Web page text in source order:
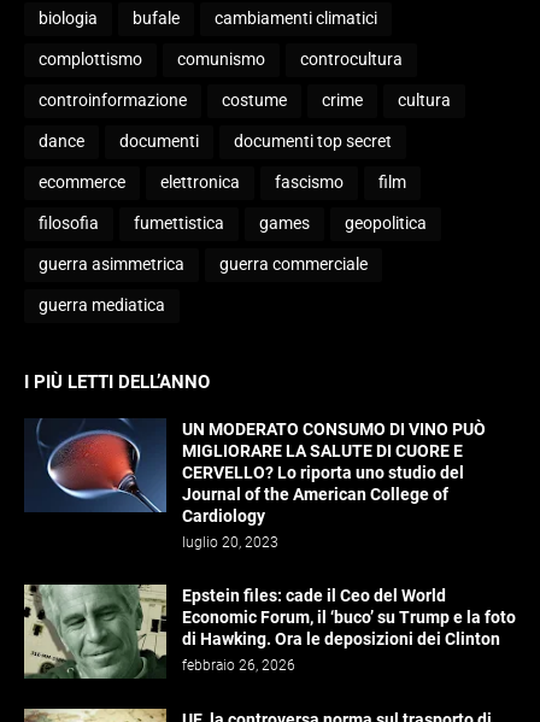
biologia bufale cambiamenti climatici
complottismo comunismo controcultura
controinformazione costume crime cultura
dance documenti documenti top secret
ecommerce elettronica fascismo film
filosofia fumettistica games geopolitica
guerra asimmetrica guerra commerciale
guerra mediatica
I PIÙ LETTI DELL’ANNO
UN MODERATO CONSUMO DI VINO PUÒ
MIGLIORARE LA SALUTE DI CUORE E
CERVELLO? Lo riporta uno studio del
Journal of the American College of
Cardiology
luglio 20, 2023
Epstein files: cade il Ceo del World
Economic Forum, il ‘buco’ su Trump e la foto
di Hawking. Ora le deposizioni dei Clinton
febbraio 26, 2026